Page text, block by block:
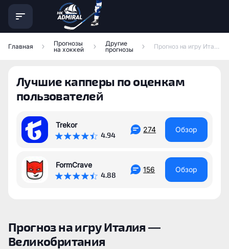
Главная
Прогнозы
на хоккей
Другие
прогнозы
Прогноз на игру Италия — Великобритания
Лучшие капперы по оценкам
пользователей
Trekor
4.94
274 Обзор
FormCrave
4.88
156 Обзор
Прогноз на игру Италия —
Великобритания